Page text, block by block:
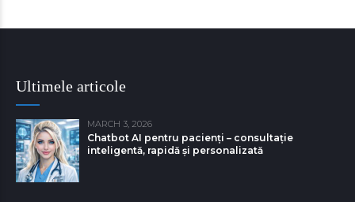
Ultimele articole
MARCH 3, 2026
Chatbot AI pentru pacienți – consultație
inteligentă, rapidă și personalizată